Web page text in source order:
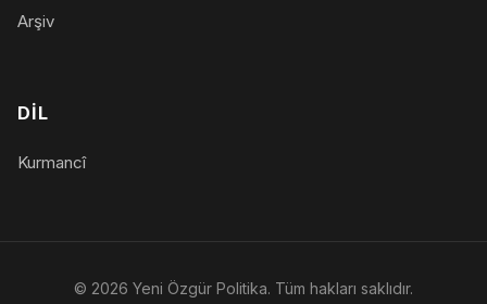
Arşiv
DIL
Kurmancî
© 2026 Yeni Özgür Politika. Tüm hakları saklıdır.